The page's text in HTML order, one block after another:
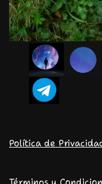
Política de